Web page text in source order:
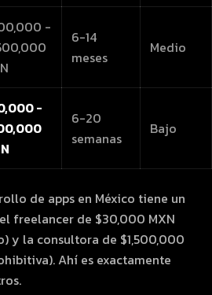
-
6-14
meses
Medio
-
6-20
semanas
Bajo
de apps en México tiene un
freelancer de $30,000 MXN
y la consultora de $1,500,000
Ahí es exactamente